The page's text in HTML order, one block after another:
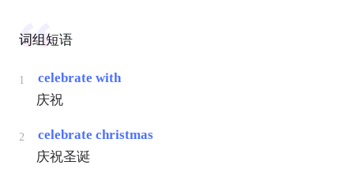
词组短语
1
celebrate with
庆祝
2
celebrate christmas
庆祝圣诞